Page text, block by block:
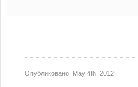
Опубликовано: May 4th, 2012